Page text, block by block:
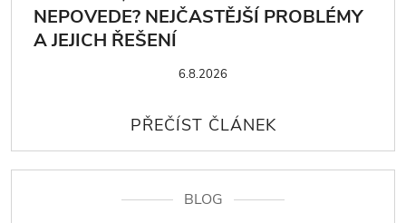
NEPOVEDE? NEJČASTĚJŠÍ PROBLÉMY
A JEJICH ŘEŠENÍ
6.8.2026
BLOG